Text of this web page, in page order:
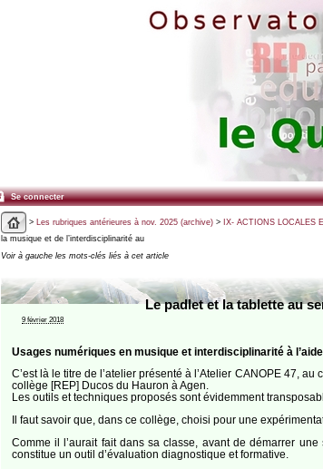
Se connecter
> Les rubriques antérieures à nov. 2025 (archive)> IX- ACTIONS LOCALES
la musique et de l’interdisciplinarité au
Voir à gauche les mots-clés liés à cet article
Le padlet et la tablette au
9 février 2018
Usages numériques en musique et interdisciplinarité à
C’est là le titre de l’atelier présenté à l’Atelier CANOPE 47,
collège [REP] Ducos du Hauron à Agen.
Les outils et techniques proposés sont évidemment
Il faut savoir que, dans ce collège, choisi pour une
Comme il l’aurait fait dans sa classe, avant de démarrer
constitue un outil d’évaluation diagnostique et formative.